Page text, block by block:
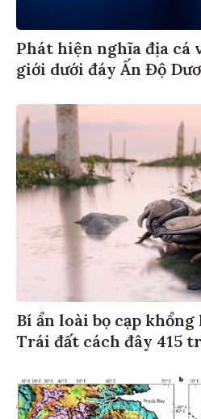
Phát hiện nghĩa địa cá
giới dưới đáy Ấn Độ
Bí ẩn loài bọ cạp
Trái đất cách đây 415